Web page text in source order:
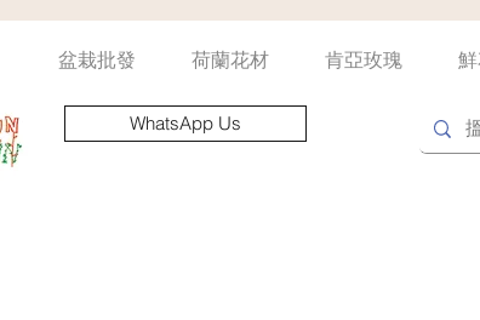
盆栽批發 荷蘭花材 肯亞玫瑰
WhatsApp Us